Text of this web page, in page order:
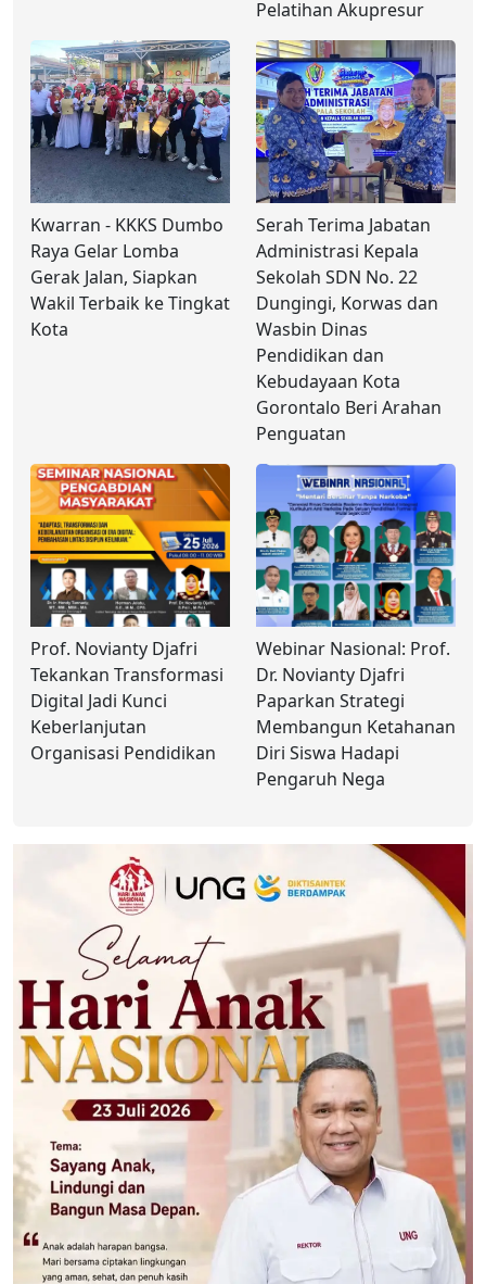
Pelatihan Akupresur
Kwarran - KKKS Dumbo
Raya Gelar Lomba
Gerak Jalan, Siapkan
Wakil Terbaik ke Tingkat
Kota
Serah Terima Jabatan
Administrasi Kepala
Sekolah SDN No. 22
Dungingi, Korwas dan
Wasbin Dinas
Pendidikan dan
Kebudayaan Kota
Gorontalo Beri Arahan
Penguatan
Prof. Novianty Djafri
Tekankan Transformasi
Digital Jadi Kunci
Keberlanjutan
Organisasi Pendidikan
Webinar Nasional: Prof.
Dr. Novianty Djafri
Paparkan Strategi
Membangun Ketahanan
Diri Siswa Hadapi
Pengaruh Nega